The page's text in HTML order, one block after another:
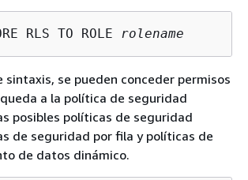
RLS TO ROLE rolename
sintaxis, se pueden conceder permisos
a la política de seguridad
posibles políticas de seguridad
de seguridad por fila y políticas de
de datos dinámico.